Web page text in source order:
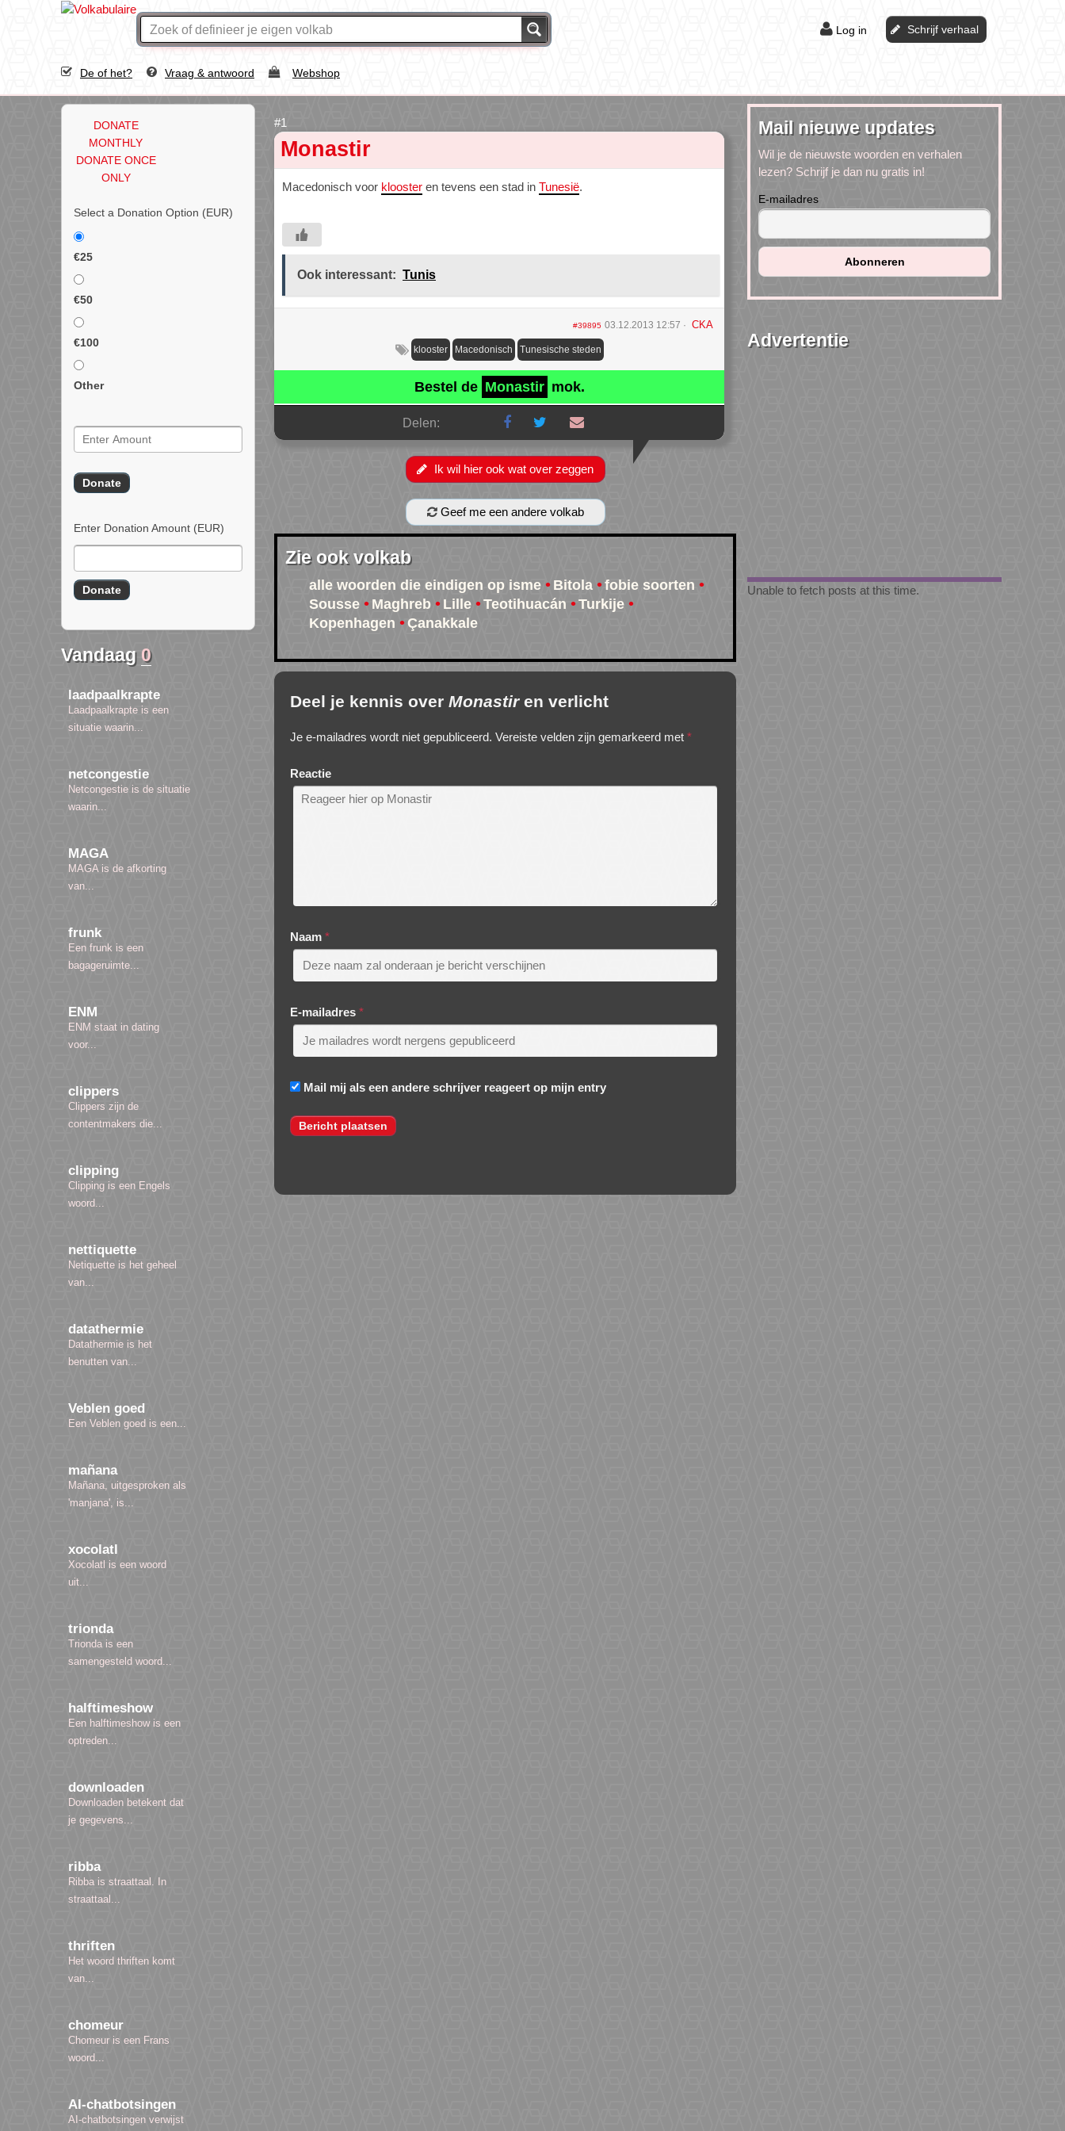
Log in Schrijf verhaal
De of het? Vraag & antwoord Webshop
DONATE
MONTHLY
DONATE ONCE
ONLY
Select a Donation Option (EUR)
€25
€50
€100
Other
Enter Donation Amount (EUR)
Vandaag 0
laadpaalkrapte
Laadpaalkrapte is een
situatie waarin...
netcongestie
Netcongestie is de situatie
waarin...
MAGA
MAGA is de afkorting
van...
frunk
Een frunk is een
bagageruimte...
ENM
ENM staat in dating
voor...
clippers
Clippers zijn de
contentmakers die...
clipping
Clipping is een Engels
woord...
nettiquette
Netiquette is het geheel
van...
datathermie
Datathermie is het
benutten van...
Veblen goed
Een Veblen goed is een...
mañana
Mañana, uitgesproken als
'manjana', is...
xocolatl
Xocolatl is een woord
uit...
trionda
Trionda is een
samengesteld woord...
halftimeshow
Een halftimeshow is een
optreden...
downloaden
Downloaden betekent dat
je gegevens...
ribba
Ribba is straattaal. In
straattaal...
thriften
Het woord thriften komt
van...
chomeur
Chomeur is een Frans
woord...
AI-chatbotsingen
AI-chatbotsingen verwijst
Monastir
Macedonisch voor klooster en tevens een stad in Tunesië.
Ook interessant: Tunis
#39895 03.12.2013 12:57 CKA
klooster Macedonisch Tunesische steden
Bestel de Monastir mok.
Delen:
Ik wil hier ook wat over zeggen
Geef me een andere volkab
Zie ook volkab
alle woorden die eindigen op isme Bitola
fobie soorten
Sousse
Maghreb Lille Teotihuacán
Turkije
Kopenhagen
Çanakkale
Deel je kennis over Monastiren verlicht
Je e-mailadres wordt niet gepubliceerd. Vereiste velden zijn gemarkeerd met *
Reactie
Naam *
E-mailadres *
Mail mij als een andere schrijver reageert op mijn entry
Mail nieuwe updates
Wil je de nieuwste woorden en verhalen
lezen? Schrijf je dan nu gratis in!
E-mailadres
Advertentie
Unable to fetch posts at this time.